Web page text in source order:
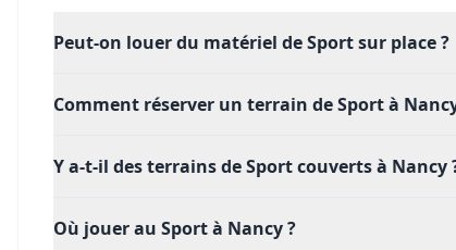
Peut-on louer du matériel de Sport sur place ?
Comment réserver un terrain de Sport à
Y a-t-il des terrains de Sport couverts à Nancy
Où jouer au Sport à Nancy ?